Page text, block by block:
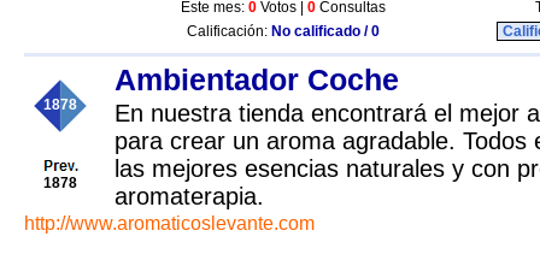
Este mes: 0 Votos | 0 Consultas
Calificación: No calificado / 0
1878
1878
Ambientador Coche
En nuestra tienda encontrará el mejor
para crear un aroma agradable. Todos
las mejores esencias naturales y con
aromaterapia.
http://www.aromaticoslevante.com